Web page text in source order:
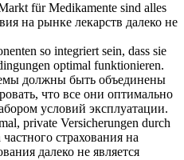
für Medikamente sind alles
на рынке лекарств далеко не
so integriert sein, dass sie
optimal funktionieren.
должны быть объединены
что все они оптимально
условий эксплуатации.
, private Versicherungen durch
страхования на
далеко не является